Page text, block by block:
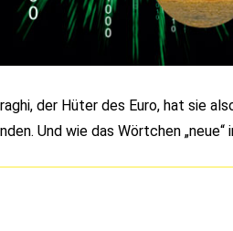
der Hüter des Euro, hat sie
Und wie das Wörtchen